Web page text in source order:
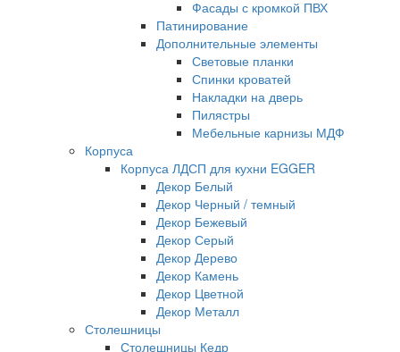
Фасады с кромкой ПВХ
Патинирование
Дополнительные элементы
Световые планки
Спинки кроватей
Накладки на дверь
Пилястры
Мебельные карнизы МДФ
Корпуса
Корпуса ЛДСП для кухни EGGER
Декор Белый
Декор Черный / темный
Декор Бежевый
Декор Серый
Декор Дерево
Декор Камень
Декор Цветной
Декор Металл
Столешницы
Столешницы Кедр